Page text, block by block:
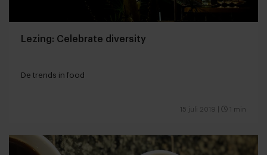
Lezing: Celebrate diversity
De trends in food
15 juli 2019 1 min